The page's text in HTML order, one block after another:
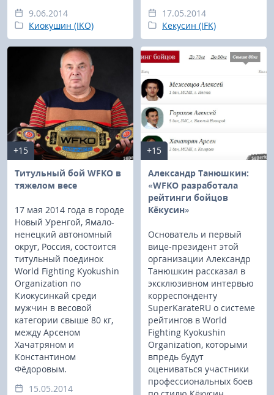
9.06.2014
Киокушин (IKO)
17.05.2014
Кекусин (IFK)
+15
Титульный бой WFKO в
тяжелом весе
17 мая 2014 года в городе
Новый Уренгой, Ямало-
ненецкий автономный
округ, Россия, состоится
титульный поединок
World Fighting Kyokushin
Organization по
Киокусинкай среди
мужчин в весовой
категории свыше 80 кг,
между Арсеном
Хачатряном и
Константином
Фёдоровым.
15.05.2014
+15
Александр Танюшкин:
«WFKO разработала
рейтинги бойцов
Кёкусин»
Основатель и первый
вице-президент этой
организации Александр
Танюшкин рассказал в
эксклюзивном интервью
корреспонденту
SuperKarateRU о системе
рейтингов в World
Fighting Kyokushin
Organization, которыми
впредь будут
оцениваться участники
профессиональных боев